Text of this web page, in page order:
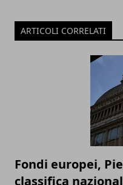
ARTICOLI CORRELATI
Fondi europei,
classifica